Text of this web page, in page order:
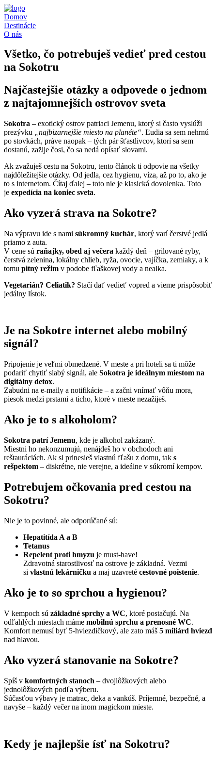
Preskočiť
na
obsah
Domov
Destinácie
O nás
Všetko, čo potrebuješ vedieť pred cestou
na Sokotru
Najčastejšie otázky a odpovede o jednom
z najtajomnejších ostrovov sveta
Sokotra – exotický ostrov patriaci Jemenu, ktorý si často vyslúži
prezývku
„najbizarnejšie miesto na planéte“. Ľudia sa sem nehrnú
po stovkách, práve naopak – tých pár šťastlivcov, ktorí sa sem
dostanú, zažije čosi, čo sa nedá opísať slovami.
Ak zvažuješ cestu na Sokotru, tento článok ti odpovie na všetky
najdôležitejšie otázky. Od jedla, cez hygienu, víza, až po to, ako je
to s internetom. Čítaj ďalej – toto nie je klasická dovolenka. Toto
je expedícia na koniec sveta.
Ako vyzerá strava na Sokotre?
Na výpravu ide s nami súkromný kuchár, ktorý varí čerstvé jedlá
priamo z auta.
V cene sú raňajky, obed aj večera každý deň – grilované ryby,
čerstvá zelenina, lokálny chlieb, ryža, ovocie, vajíčka, zemiaky, a k
tomu pitný režim v podobe fľaškovej vody a nealka.
Vegetarián? Celiatik? Stačí dať vedieť vopred a vieme prispôsobiť
jedálny lístok.
Je na Sokotre internet alebo mobilný
signál?
Pripojenie je veľmi obmedzené. V meste a pri hoteli sa ti môže
podariť chytiť slabý signál, ale Sokotra je ideálnym miestom na
digitálny detox.
Zabudni na e-maily a notifikácie – a začni vnímať vôňu mora,
piesok medzi prstami a ticho, ktoré v meste nezažiješ.
Ako je to s alkoholom?
Sokotra patrí Jemenu, kde je alkohol zakázaný.
Miestni ho nekonzumujú, nenájdeš ho v obchodoch ani
reštauráciách. Ak si prinesieš vlastnú fľašu z domu, tak s
rešpektom – diskrétne, nie verejne, a ideálne v súkromí kempov.
Potrebujem očkovania pred cestou na
Sokotru?
Nie je to povinné, ale odporúčané sú:
Hepatitída A a B
Tetanus
Repelent proti hmyzu je must-have!
Zdravotná starostlivosť na ostrove je základná. Vezmi
si vlastnú lekárničku a maj uzavreté cestovné poistenie.
Ako je to so sprchou a hygienou?
V kempoch sú základné sprchy a WC, ktoré postačujú. Na
odľahlých miestach máme mobilnú sprchu a prenosné WC.
Komfort nemusí byť 5-hviezdičkový, ale zato máš 5 miliárd hviezd
nad hlavou.
Ako vyzerá stanovanie na Sokotre?
Spíš v komfortných stanoch – dvojlôžkových alebo
jednolôžkových podľa výberu.
Súčasťou výbavy je matrac, deka a vankúš. Príjemné, bezpečné, a
navyše – každý večer na inom magickom mieste.
Kedy je najlepšie ísť na Sokotru?